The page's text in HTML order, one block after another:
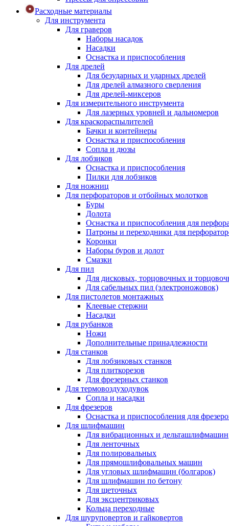
Расходные материалы
Для инструмента
Для граверов
Наборы насадок
Насадки
Оснастка и приспособления
Для дрелей
Для безударных и ударных дрелей
Для дрелей алмазного сверления
Для дрелей-миксеров
Для измерительного инструмента
Для лазерных уровней и дальномеров
Для краскораспылителей
Бачки и контейнеры
Оснастка и приспособления
Сопла и дюзы
Для лобзиков
Оснастка и приспособления
Пилки для лобзиков
Для ножниц
Для перфораторов и отбойных молотков
Буры
Долота
Оснастка и приспособления для
Патроны и переходники для
Коронки
Наборы буров и долот
Смазки
Для пил
Для дисковых, торцовочных и
Для сабельных пил (электроножовок)
Для пистолетов монтажных
Клеевые стержни
Насадки
Для рубанков
Ножи
Дополнительные принадлежности
Для станков
Для лобзиковых станков
Для плиткорезов
Для фрезерных станков
Для термовоздуходувок
Сопла и насадки
Для фрезеров
Оснастка и приспособления для
Для шлифмашин
Для вибрационных и дельташлифмашин
Для ленточных
Для полировальных
Для прямошлифовальных машин
Для угловых шлифмашин (болгарок)
Для шлифмашин по бетону
Для щеточных
Для эксцентриковых
Кольца переходные
Для шуруповертов и гайковертов